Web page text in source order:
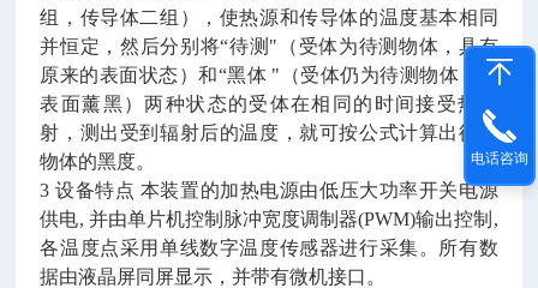
组，传导体二组），使热源和传导体的温度基本相同
并恒定，然后分别将“待测"（受体为待测物体，具有
原来的表面状态）和“黑体 "（受体仍为待测物体，但
表面薰黑）两种状态的受体在相同的时间接受热辐
射，测出受到辐射后的温度，就可按公式计算出待测
物体的黑度。
3 设备特点 本装置的加热电源由低压大功率开关电源
供电, 并由单片机控制脉冲宽度调制器(PWM)输出控制,
各温度点采用单线数字温度传感器进行采集。所有数
据由液晶屏同屏显示，并带有微机接口。
电话咨询